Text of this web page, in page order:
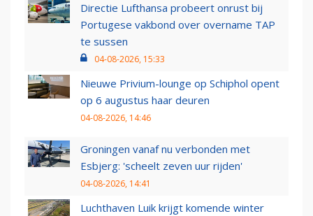
Directie Lufthansa probeert onrust bij
Portugese vakbond over overname TAP
te sussen
04-08-2026, 15:33
Nieuwe Privium-lounge op Schiphol opent
op 6 augustus haar deuren
04-08-2026, 14:46
Groningen vanaf nu verbonden met
Esbjerg: 'scheelt zeven uur rijden'
04-08-2026, 14:41
Luchthaven Luik krijgt komende winter